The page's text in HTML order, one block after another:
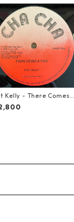
Kelly - There Comes
【12-50057】